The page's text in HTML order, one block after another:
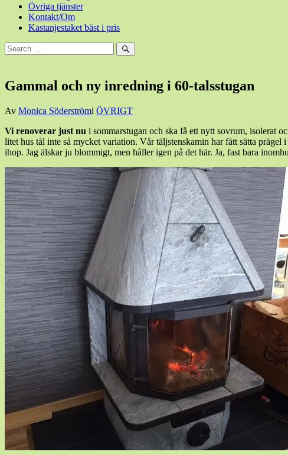
Övriga tjänster
Kontakt/Om
Kastanjestaket bäst i pris
Sök
efter:
Sök
Gammal och ny inredning i 60-talsstugan
Den
februari,
2016
Av Monica Söderströmi ÖVRIGT
Vi renoverar just nu i sommarstugan och ska få ett nytt sovrum, isolerat
litet hus tål inte så mycket variation. Vår täljstenskamin har fått sätta
ihop. Jag älskar ju blommigt, men håller igen på det här. Ja, fast bara